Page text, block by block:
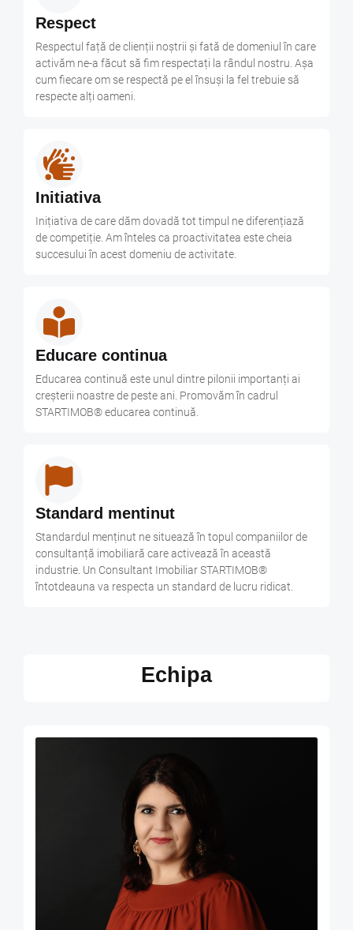
Respect
Respectul față de clienții noștrii și fată de domeniul în care
activăm ne-a făcut să fim respectați la rândul nostru. Așa
cum fiecare om se respectă pe el însuși la fel trebuie să
respecte alți oameni.
Initiativa
Inițiativa de care dăm dovadă tot timpul ne diferențiază
de competiție. Am înteles ca proactivitatea este cheia
succesului în acest domeniu de activitate.
Educare continua
Educarea continuă este unul dintre pilonii importanți ai
creșterii noastre de peste ani. Promovăm în cadrul
STARTIMOB® educarea continuă.
Standard mentinut
Standardul menținut ne situează în topul companiilor de
consultanță imobiliară care activează în această
industrie. Un Consultant Imobiliar STARTIMOB®
întotdeauna va respecta un standard de lucru ridicat.
Echipa